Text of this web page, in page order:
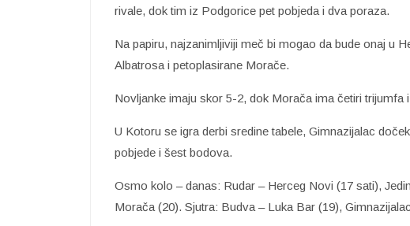
rivale, dok tim iz Podgorice pet pobjeda i dva poraza.
Na papiru, najzanimljiviji meč bi mogao da bude onaj u
Albatrosa i petoplasirane Morače.
Novljanke imaju skor 5-2, dok Morača ima četiri trijumfa
U Kotoru se igra derbi sredine tabele, Gimnazijalac
pobjede i šest bodova.
Osmo kolo – danas: Rudar – Herceg Novi (17 sati),
Morača (20). Sjutra: Budva – Luka Bar (19),